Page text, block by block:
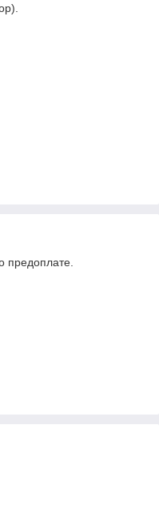
предоплате.